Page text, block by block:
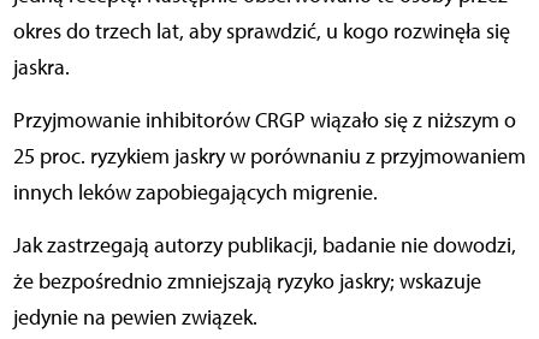
okres do trzech lat, aby sprawdzić, u kogo rozwinęła się
jaskra.
Przyjmowanie inhibitorów CRGP wiązało się z niższym o
25 proc. ryzykiem jaskry w porównaniu z przyjmowaniem
innych leków zapobiegających migrenie.
Jak zastrzegają autorzy publikacji, badanie nie dowodzi,
że bezpośrednio zmniejszają ryzyko jaskry; wskazuje
jedynie na pewien związek.